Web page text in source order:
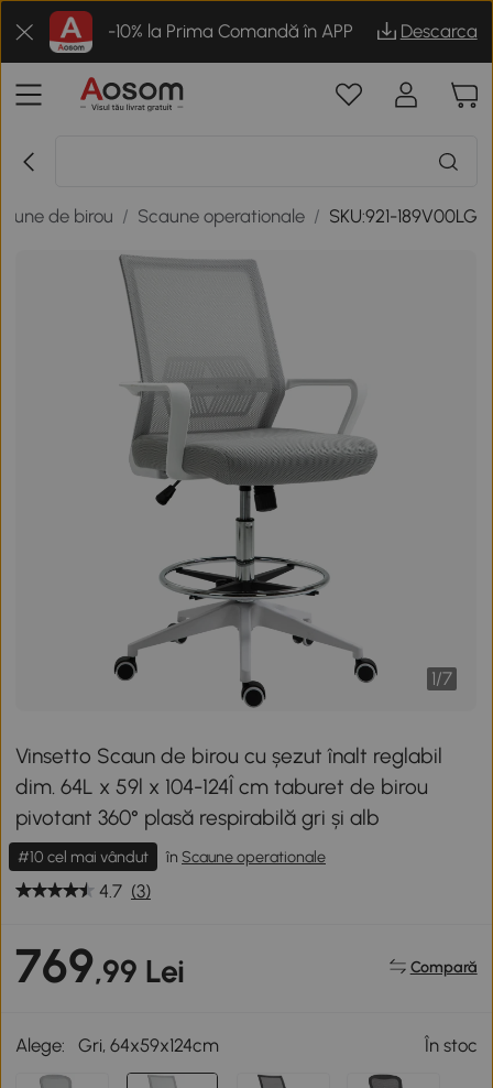
-10% la Prima Comandă în APP Descarca
de birou / Scaune operationale / SKU:921-189V00LG
1/7
Vinsetto Scaun de birou cu șezut înalt reglabil
dim. 64L x 59l x 104-124Î cm taburet de birou
pivotant 360° plasă respirabilă gri și alb
#10 cel mai vândut în Scaune operationale
4.7 (3)
769,99 Lei Compară
Alege: Gri, 64x59x124cm În stoc